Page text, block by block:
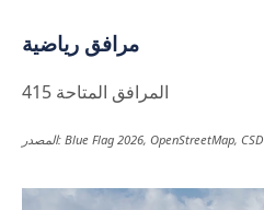
مرافق رياضية
415 المرافق المتاحة
المصدر: Blue Flag 2026, OpenStreetMap, CSD